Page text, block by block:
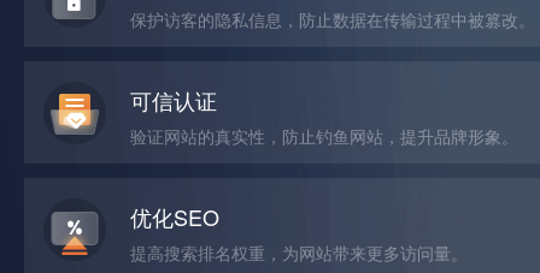
保护访客的隐私信息，防止数据在传输过程中被篡改。
可信认证
验证网站的真实性，防止钓鱼网站，提升品牌形象。
优化SEO
提高搜索排名权重，为网站带来更多访问量。